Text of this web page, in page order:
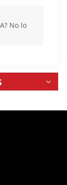
No lo